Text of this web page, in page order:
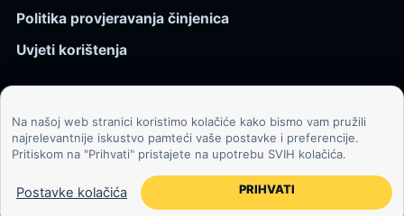
Politika provjeravanja činjenica
Uvjeti korištenja
© 2026 Kozmos.hr. Sva prava pridržana.
Svemir, znanost, tehnologija i velike ideje za znatiželjne
čitatelje.
Na našoj web stranici koristimo kolačiće kako bismo vam pružili
najrelevantnije iskustvo pamteći vaše postavke i preferencije.
Pritiskom na "Prihvati" pristajete na upotrebu SVIH kolačića.
Postavke kolačića PRIHVATI